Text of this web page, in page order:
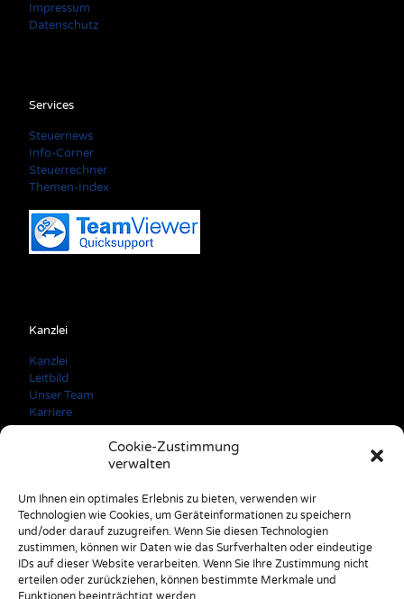
Cookie-Zustimmung
verwalten
Um Ihnen ein optimales Erlebnis zu bieten, verwenden wir
Technologien wie Cookies, um Geräteinformationen zu speichern
und/oder darauf zuzugreifen. Wenn Sie diesen Technologien
zustimmen, können wir Daten wie das Surfverhalten oder eindeutige
IDs auf dieser Website verarbeiten. Wenn Sie Ihre Zustimmung nicht
erteilen oder zurückziehen, können bestimmte Merkmale und
Funktionen beeinträchtigt werden.
Impressum
Datenschutz
Services
Steuernews
Info-Corner
Steuerrechner
Themen-Index
Kanzlei
Kanzlei
Leitbild
Unser Team
Karriere
Kontaktdaten
A: 3150 Wilhelmsburg Färbergasse 3
E: office@stulik.at
T: +43 2746 2520